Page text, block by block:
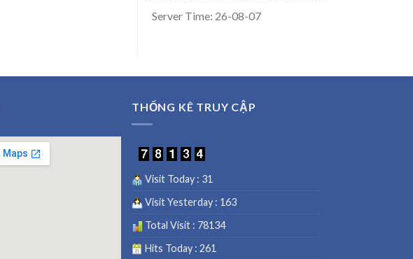
Server Time: 26-08-07
THỐNG KÊ TRUY CẬP
Visit Today : 31
Visit Yesterday : 163
Total Visit : 78134
Hits Today : 261